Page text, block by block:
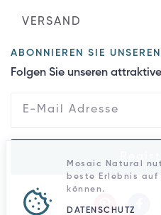
VERSAND
ABONNIEREN SIE
Folgen Sie unseren
Mosaic Natural
beste Erlebnis
können.
DATENSCHUTZ